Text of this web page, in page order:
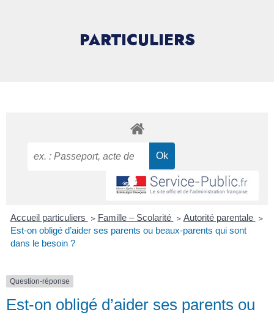
PARTICULIERS
Accueil particuliers > Famille – Scolarité > Autorité parentale >
Est-on obligé d’aider ses parents ou beaux-parents qui sont
dans le besoin ?
Question-réponse
Est-on obligé d’aider ses parents ou